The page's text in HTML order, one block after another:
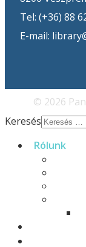
Tel: (+36) 88
E-mail:
© 2026
Keresés
Rólunk